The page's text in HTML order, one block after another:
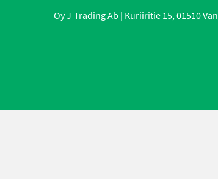
Oy J-Trading Ab | Kuriiritie 15, 01510